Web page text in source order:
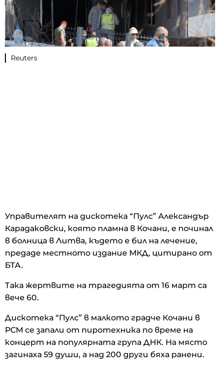
Reuters
Управителят на дискотека “Пулс” Александър
Карадаковски, която пламна в Кочани, е починал
в болница в Литва, където е бил на лечение,
предаде местното издание МКД, цитирано от
БТА.
Така жертвите на трагедията от 16 март са
вече 60.
Дискотека “Пулс” в малкото градче Кочани в
РСМ се запали от пиротехника по време на
концерт на популярната група ДНК. На място
загинаха 59 души, а над 200 други бяха ранени.